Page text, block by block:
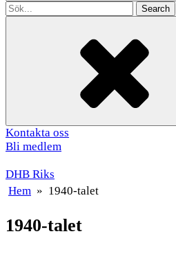
Search
for
Kontakta oss
Bli medlem
DHB Riks
Hem » 1940-talet
1940-talet